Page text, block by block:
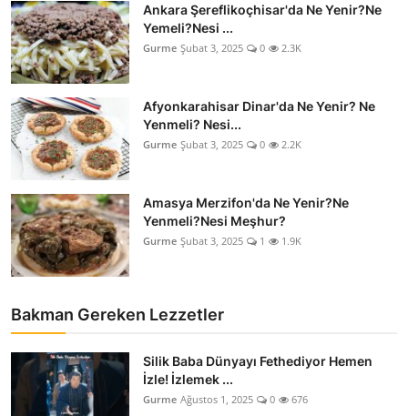
Ankara Şereflikoçhisar'da Ne Yenir?Ne
Yemeli?Nesi ...
Gurme Şubat 3, 2025 0 2.3K
Afyonkarahisar Dinar'da Ne Yenir? Ne
Yenmeli? Nesi...
Gurme Şubat 3, 2025 0 2.2K
Amasya Merzifon'da Ne Yenir?Ne
Yenmeli?Nesi Meşhur?
Gurme Şubat 3, 2025 1 1.9K
Bakman Gereken Lezzetler
Silik Baba Dünyayı Fethediyor Hemen
İzle! İzlemek ...
Gurme Ağustos 1, 2025 0 676